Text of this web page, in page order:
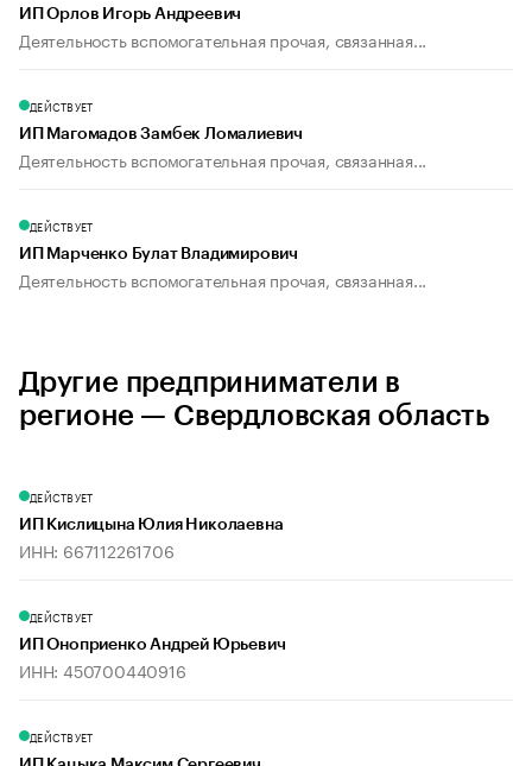
ИП Орлов Игорь Андреевич
Деятельность вспомогательная прочая, связанная...
ДЕЙСТВУЕТ
ИП Магомадов Замбек Ломалиевич
Деятельность вспомогательная прочая, связанная...
ДЕЙСТВУЕТ
ИП Марченко Булат Владимирович
Деятельность вспомогательная прочая, связанная...
Другие предприниматели в
регионе — Свердловская область
ДЕЙСТВУЕТ
ИП Кислицына Юлия Николаевна
ИНН: 667112261706
ДЕЙСТВУЕТ
ИП Оноприенко Андрей Юрьевич
ИНН: 450700440916
ДЕЙСТВУЕТ